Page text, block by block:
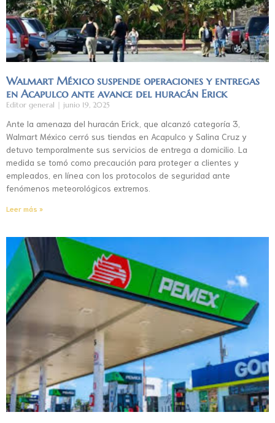
Walmart México suspende operaciones y entregas
en Acapulco ante avance del huracán Erick
Editor general junio 19, 2025
Ante la amenaza del huracán Erick, que alcanzó categoría 3,
Walmart México cerró sus tiendas en Acapulco y Salina Cruz y
detuvo temporalmente sus servicios de entrega a domicilio. La
medida se tomó como precaución para proteger a clientes y
empleados, en línea con los protocolos de seguridad ante
fenómenos meteorológicos extremos.
Leer más »